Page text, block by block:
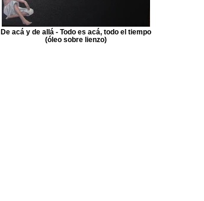
De acá y de allá - Todo es acá, todo el tiempo
(óleo sobre lienzo)